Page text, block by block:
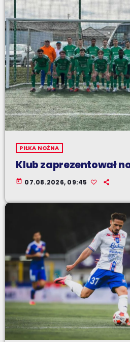
PIŁKA NOŻNA
Klub zaprezentował
today 07.08.2026, 09:45